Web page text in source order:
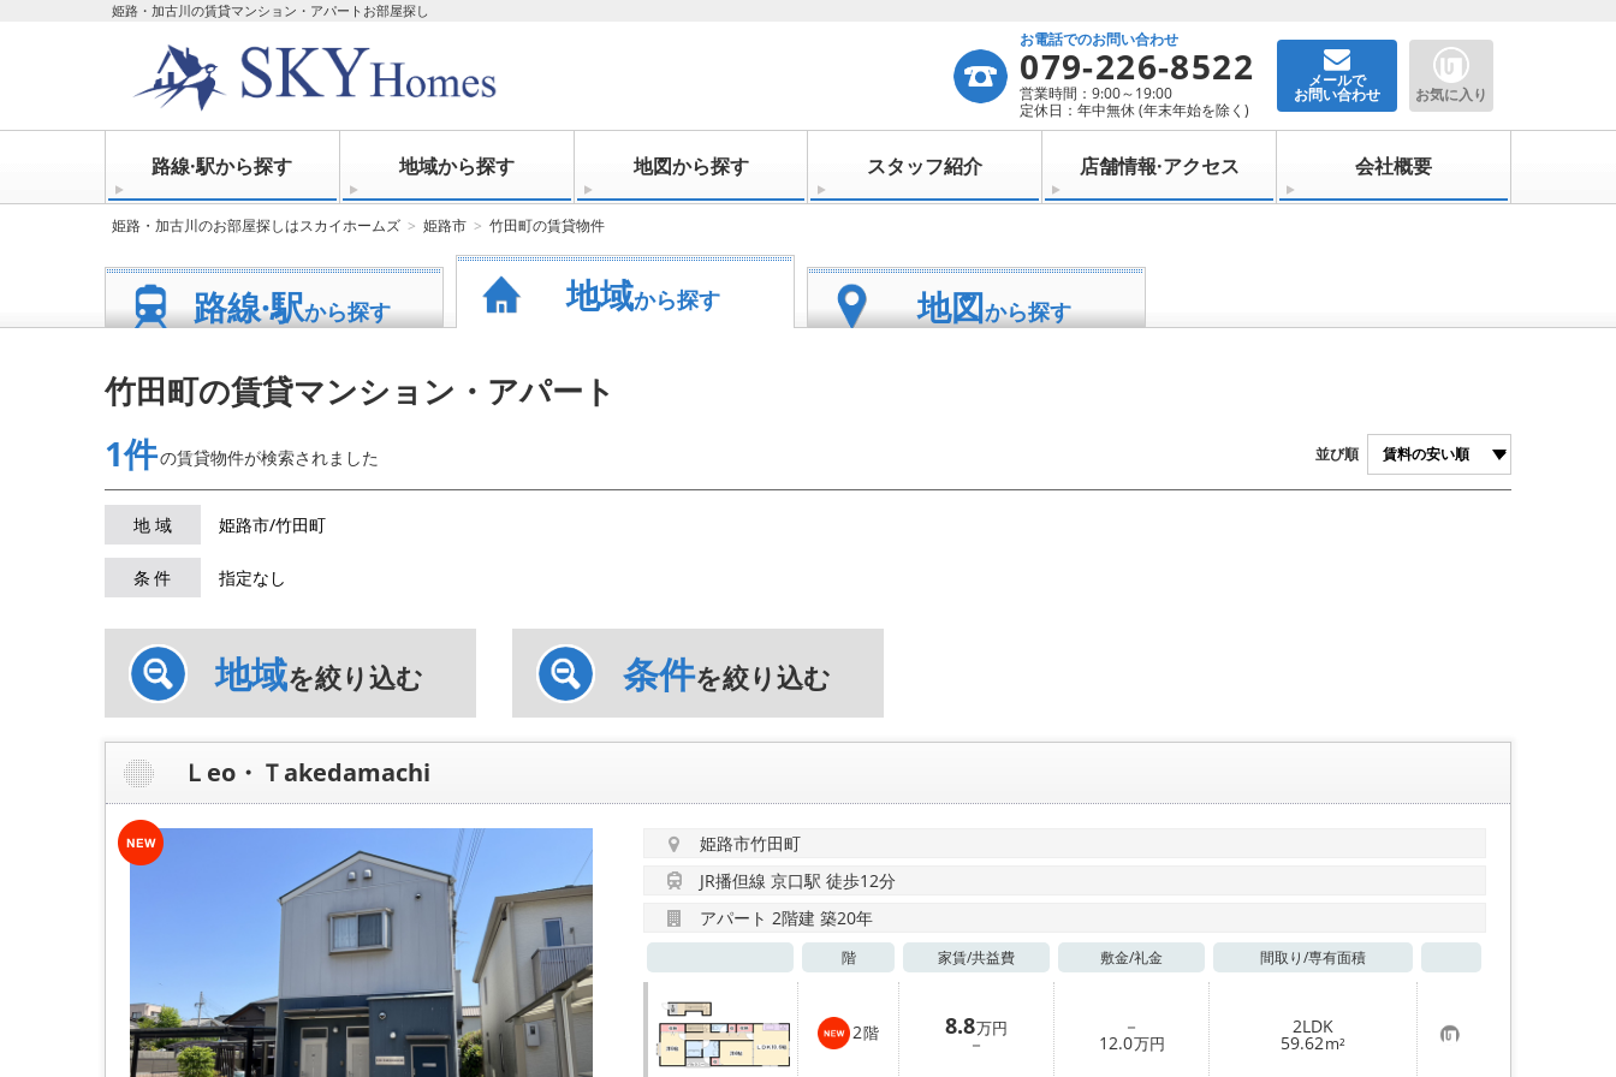
姫路・加古川の賃貸マンション・アパートお部屋探し
お電話でのお問い合わせ
079-226-8522
営業時間：9:00～19:00
定休日：年中無休 (年末年始を除く)
メールで
お問い合わせ お気に入り
路線·駅から探す 地域から探す 地図から探す スタッフ紹介 店舗情報·アクセス 会社概要
姫路・加古川のお部屋探しはスカイホームズ 姫路市 竹田町の賃貸物件
路線·駅から探す 地域から探す 地図から探す
竹田町の賃貸マンション・アパート
1件の賃貸物件が検索されました 並び順
地 域 姫路市/竹田町
条 件 指定なし
地域を絞り込む 条件を絞り込む
Ｌeo・Ｔakedamachi
姫路市竹田町
JR播但線 京口駅 徒歩12分
アパート 2階建 築20年
階 家賃/共益費 敷金/礼金 間取り/専有面積
2階 8.8万円
－
－
12.0万円
2LDK
59.62m² お
気